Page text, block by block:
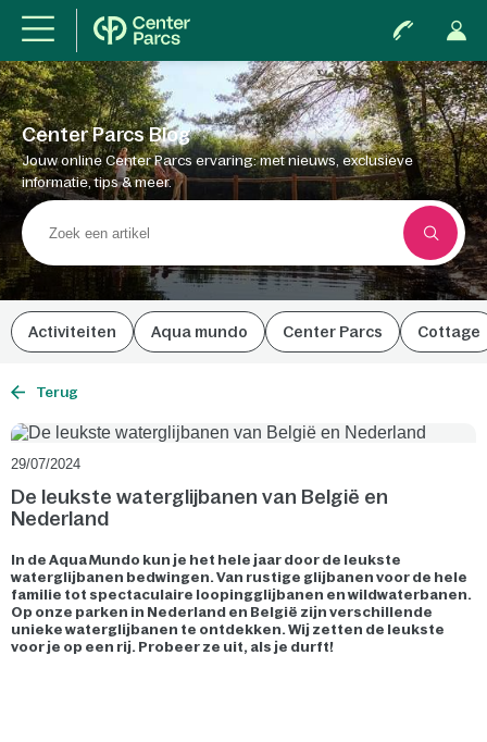
Center Parcs Blog
Jouw online Center Parcs ervaring: met nieuws, exclusieve
informatie, tips & meer.
Activiteiten Aqua mundo Center Parcs Cottage
Terug
29/07/2024
De leukste waterglijbanen van België en
Nederland
In de Aqua Mundo kun je het hele jaar door de leukste
waterglijbanen bedwingen. Van rustige glijbanen voor de hele
familie tot spectaculaire loopingglijbanen en wildwaterbanen.
Op onze parken in Nederland en België zijn verschillende
unieke waterglijbanen te ontdekken. Wij zetten de leukste
voor je op een rij. Probeer ze uit, als je durft!